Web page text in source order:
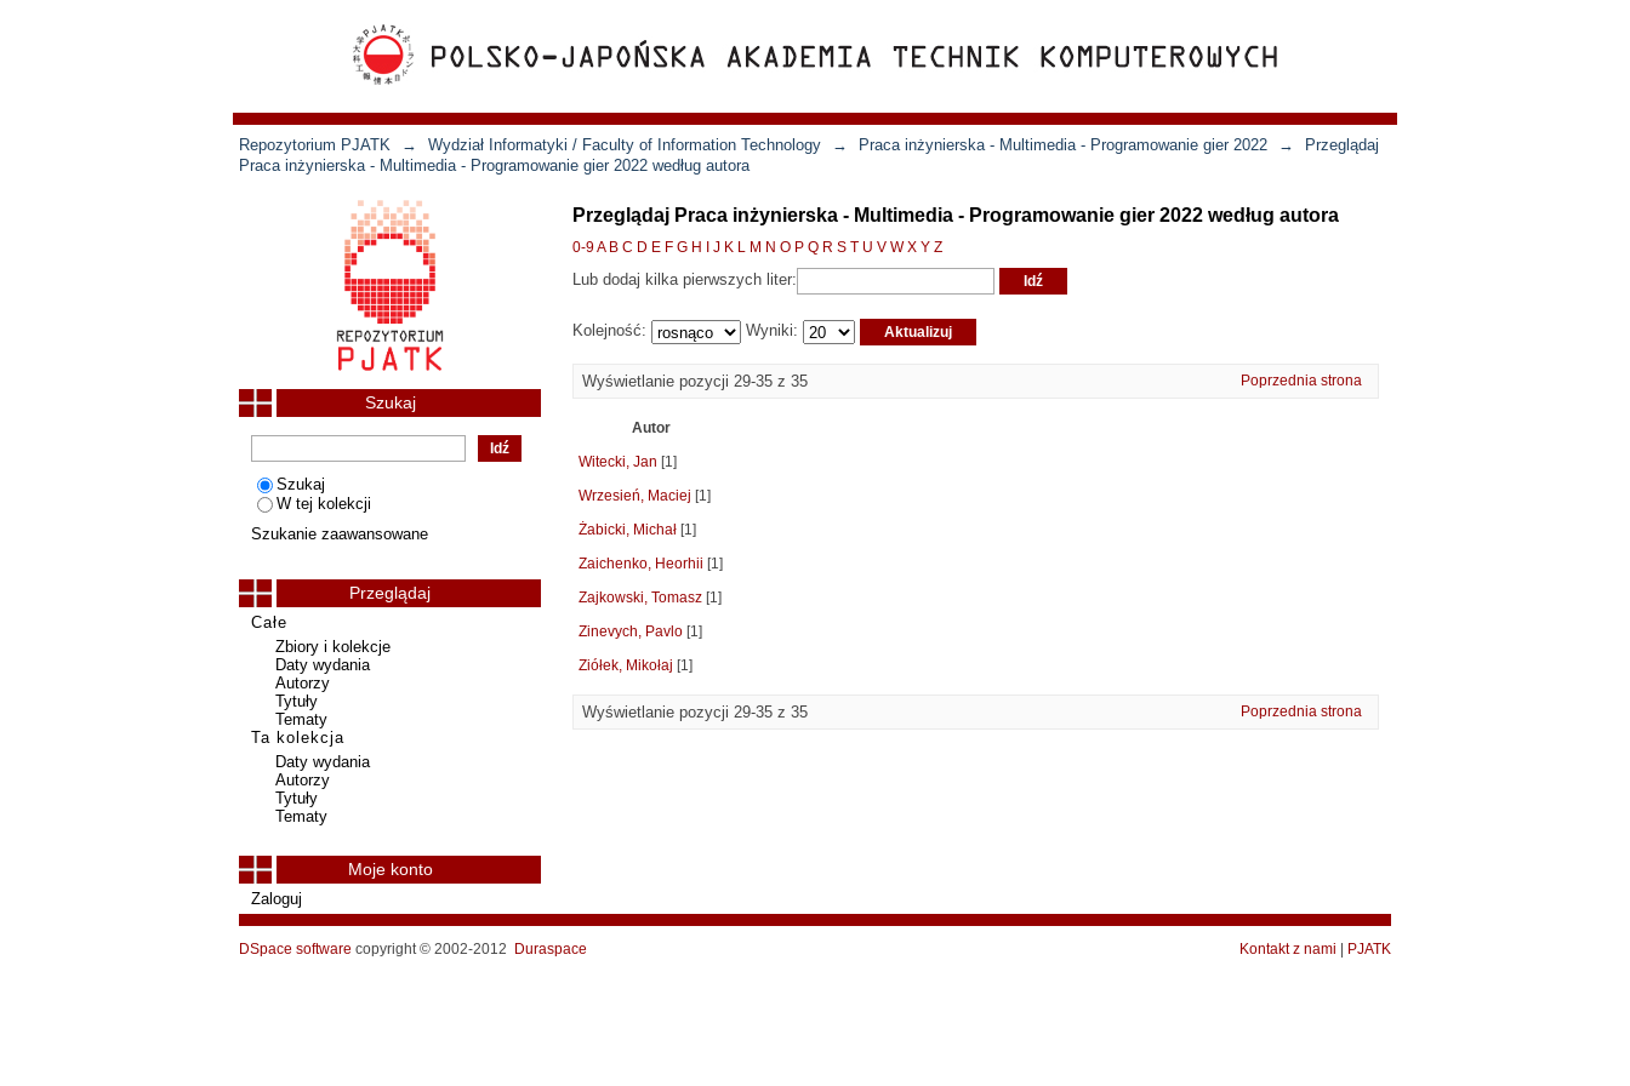
Repozytorium PJATK → Wydział Informatyki / Faculty of Information Technology → Praca inżynierska - Multimedia - Programowanie gier 2022 →
Przeglądaj
Praca inżynierska - Multimedia - Programowanie gier 2022 według autora
Przeglądaj Praca inżynierska - Multimedia - Programowanie gier 2022 według autora
0-9A B C D E F G H J K L M N O P Q R S T U V W X Y Z
Lub dodaj kilka pierwszych liter:
Kolejność: Wyniki:
Wyświetlanie pozycji 29-35 z 35 Poprzednia strona
Autor
Witecki, Jan [1]
Wrzesień, Maciej [1]
Żabicki, Michał [1]
Zaichenko, Heorhii [1]
Zajkowski, Tomasz [1]
Zinevych, Pavlo [1]
Ziółek, Mikołaj [1]
Wyświetlanie pozycji 29-35 z 35 Poprzednia strona
Szukaj
Szukaj
W tej kolekcji
Szukanie zaawansowane
Przeglądaj
Całe
Zbiory i kolekcje
Daty wydania
Autorzy
Tytuły
Tematy
Ta kolekcja
Daty wydania
Autorzy
Tytuły
Tematy
Moje konto
Zaloguj
DSpace software copyright © 2002-2012 Duraspace Kontakt z nami PJATK